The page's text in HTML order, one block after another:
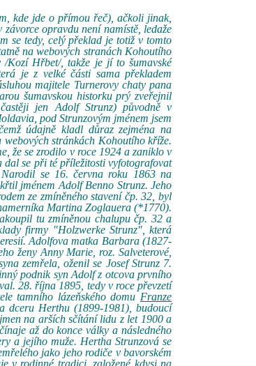
kde jde o přímou řeč), ačkoli jinak,
opravdu není namístě, ledaže
se tedy, celý překlad je totiž v tomto
na webových stranách Kohoutího
Kozí Hřbet/, takže je jí to šumavské
je z velké části sama překladem
majitele Turnerovy chaty pana
šumavskou historku prý zveřejnil
jen Adolf Strunz) původně v
pod Strunzovým jménem jsem
údajně kladl důraz zejména na
stránkách Kohoutího kříže.
že se zrodilo v roce 1924 a zaniklo v
dal se při té příležitosti vyfotografovat
se 16. června roku 1863 na
jménem Adolf Benno Strunz. Jeho
ze zmíněného stavení čp. 32, byl
Martina Zoglauera (*1770).
tu zmíněnou chalupu čp. 32 a
firmy "Holzwerke Strunz", která
Adolfova matka Barbara (1827-
ženy Anny Marie, roz. Salveterové,
zemřela, oženil se Josef Strunz 7.
podnik syn Adolf z otcova prvního
28. října 1895, tedy v roce převzetí
tamního lázeňského domu Franze
dceru Herthu (1899-1981), budoucí
na arších sčítání lidu z let 1900 a
až do konce války a následného
a jejího muže. Hertha Strunzová se
jako jeho rodiče v bavorském
v rodinné tradici, založené kdysi na